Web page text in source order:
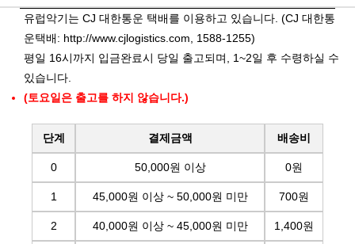
유럽악기는 CJ 대한통운 택배를 이용하고 있습니다. (CJ 대한통
운택배: http://www.cjlogistics.com , 1588-1255)
평일 16시까지 입금완료시 당일 출고되며, 1~2일 후 수령하실 수
있습니다.
(토요일은 출고를 하지 않습니다.)
단계 결제금액 배송비
0 50,000원 이상 0원
1 45,000원 이상 ~ 50,000원 미만 700원
2 40,000원 이상 ~ 45,000원 미만 1,400원